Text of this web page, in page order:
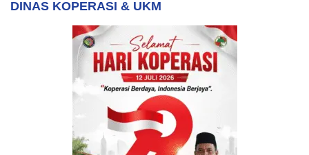
DINAS KOPERASI & UKM